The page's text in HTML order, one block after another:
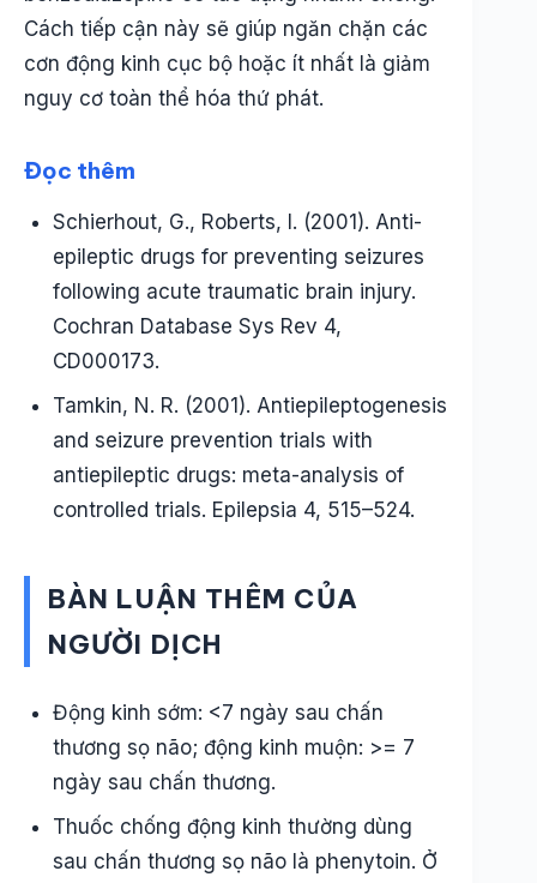
Cách tiếp cận này sẽ giúp ngăn chặn các
cơn động kinh cục bộ hoặc ít nhất là giảm
nguy cơ toàn thể hóa thứ phát.
Đọc thêm
Schierhout, G., Roberts, I. (2001). Anti-
epileptic drugs for preventing seizures
following acute traumatic brain injury.
Cochran Database Sys Rev 4,
CD000173.
Tamkin, N. R. (2001). Antiepileptogenesis
and seizure prevention trials with
antiepileptic drugs: meta-analysis of
controlled trials. Epilepsia 4, 515–524.
BÀN LUẬN THÊM CỦA
NGƯỜI DỊCH
Động kinh sớm: <7 ngày sau chấn
thương sọ não; động kinh muộn: >= 7
ngày sau chấn thương.
Thuốc chống động kinh thường dùng
sau chấn thương sọ não là phenytoin. Ở